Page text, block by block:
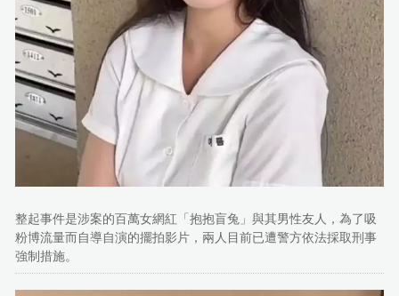
整起事件是涉案的百萬女網紅「抱抱盲兔」與其男性友人，為了吸
粉博流量而自導自演的擺拍影片，兩人目前已遭警方依法採取刑事
強制措施。